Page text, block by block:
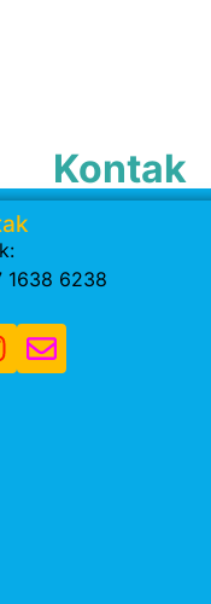
Kontak
1638 6238